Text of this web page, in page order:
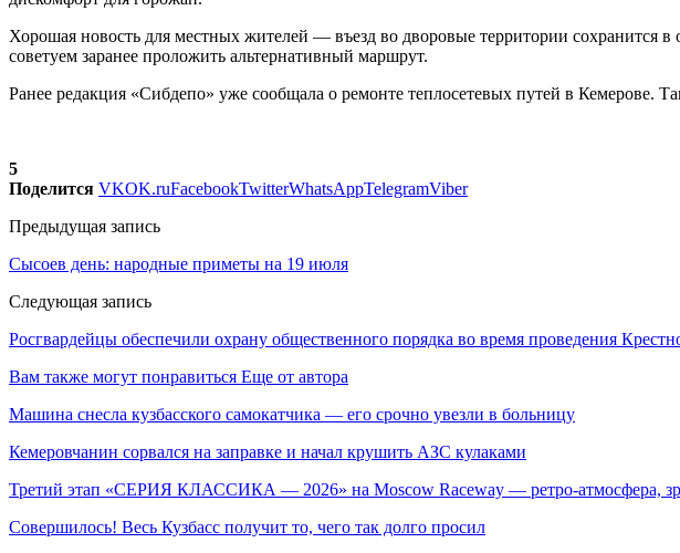
Хорошая новость для местных жителей — въезд во дворовые территории сохранится
советуем заранее проложить альтернативный маршрут.
Ранее редакция «Сибдепо» уже сообщала о ремонте теплосетевых путей в Кемерове.
5
Поделится VKOK.ruFacebookTwitterWhatsAppTelegramViber
Предыдущая запись
Сысоев день: народные приметы на 19 июля
Следующая запись
Росгвардейцы обеспечили охрану общественного порядка во время проведения
Вам также могут понравиться Еще от автора
Машина снесла кузбасского самокатчика — его срочно увезли в больницу
Кемеровчанин сорвался на заправке и начал крушить АЗС кулаками
Третий этап «СЕРИЯ КЛАССИКА — 2026» на Moscow Raceway — ретро‑атмосфера,
Совершилось! Весь Кузбасс получит то, чего так долго просил